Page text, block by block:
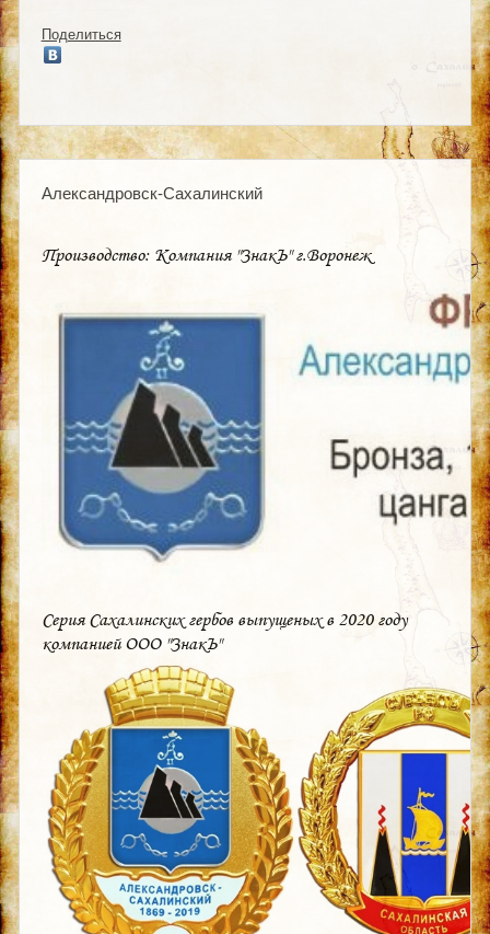
Поделиться
Александровск-Сахалинский
Производство: Компания "ЗнакЪ" г.Воронеж
Серия Сахалинских гербов выпущеных в 2020 году
компанией ООО "ЗнакЪ"